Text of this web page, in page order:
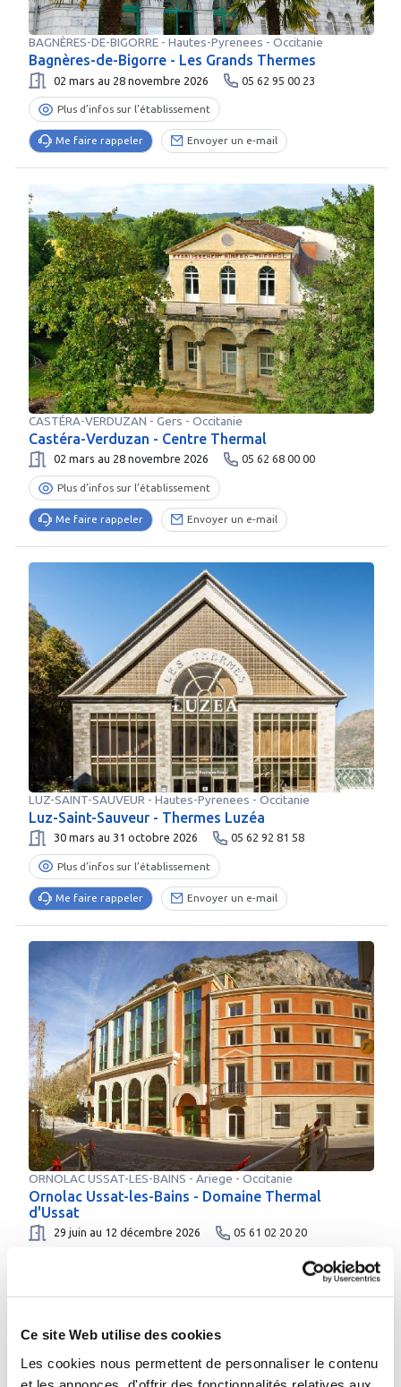
Ce site Web utilise des cookies
Les cookies nous permettent de personnaliser le contenu
BAGNÈRES-DE-BIGORRE- Hautes-Pyrenees - Occitanie
Bagnères-de-Bigorre - Les Grands Thermes
02 mars au 28 novembre 2026 05 62 95 00 23
Plus d’infos sur l’établissement
Me faire rappeler Envoyer un e-mail
CASTÉRA-VERDUZAN - Gers - Occitanie
Castéra-Verduzan - Centre Thermal
02 mars au 28 novembre 2026 05 62 68 00 00
Plus d’infos sur l’établissement
Me faire rappeler Envoyer un e-mail
LUZ-SAINT-SAUVEUR - Hautes-Pyrenees - Occitanie
Luz-Saint-Sauveur - Thermes Luzéa
30 mars au 31 octobre 2026 05 62 92 81 58
Plus d’infos sur l’établissement
Me faire rappeler Envoyer un e-mail
ORNOLAC USSAT-LES-BAINS - Ariege - Occitanie
Ornolac Ussat-les-Bains - Domaine Thermal
d'Ussat
29 juin au 12 décembre 2026 05 61 02 20 20